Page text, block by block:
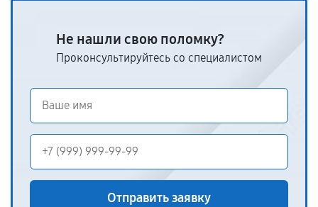
Не нашли свою поломку?
Проконсультируйтесь со специалистом
Отправить заявку